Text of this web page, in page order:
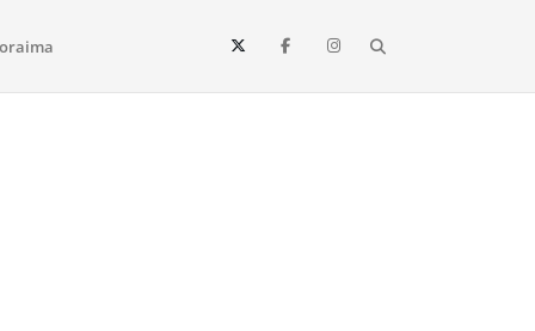
e todo o estado de Roraima. Fique sempre informado